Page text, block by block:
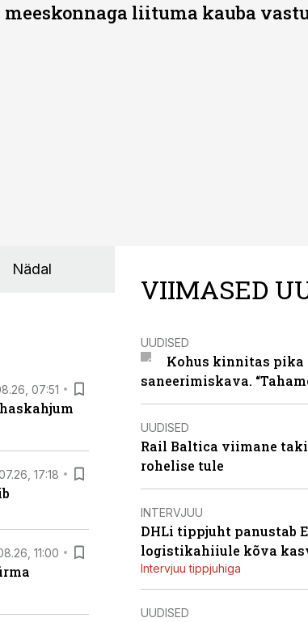
meeskonnaga liituma kauba
Nädal
07:51
17:18
11:00
VIIMASED
UUDISED
Kohus kinnitas pika
saneerimiskava.
UUDISED
Rail Baltica viimane
rohelise tule
INTERVJUU
DHLi tippjuht panustab
logistikahiiule kõva
Intervjuu tippjuhiga
UUDISED